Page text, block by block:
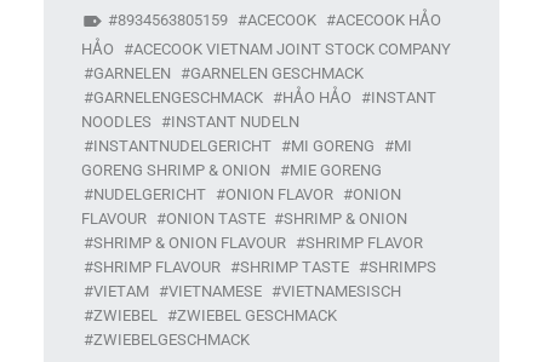
8934563805159
ACECOOK
ACECOOK HẢO
HẢO
ACECOOK VIETNAM JOINT STOCK COMPANY
GARNELEN
GARNELEN GESCHMACK
GARNELENGESCHMACK
HẢO HẢO
INSTANT
NOODLES
INSTANT NUDELN
INSTANTNUDELGERICHT
MI GORENG
MI
GORENG SHRIMP & ONION
MIE GORENG
NUDELGERICHT
ONION FLAVOR
ONION
FLAVOUR
ONION TASTE
SHRIMP & ONION
SHRIMP & ONION FLAVOUR
SHRIMP FLAVOR
SHRIMP FLAVOUR
SHRIMP TASTE
SHRIMPS
VIETAM
VIETNAMESE
VIETNAMESISCH
ZWIEBEL
ZWIEBEL GESCHMACK
ZWIEBELGESCHMACK